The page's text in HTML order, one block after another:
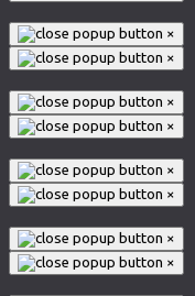
×
×
×
×
×
×
×
×